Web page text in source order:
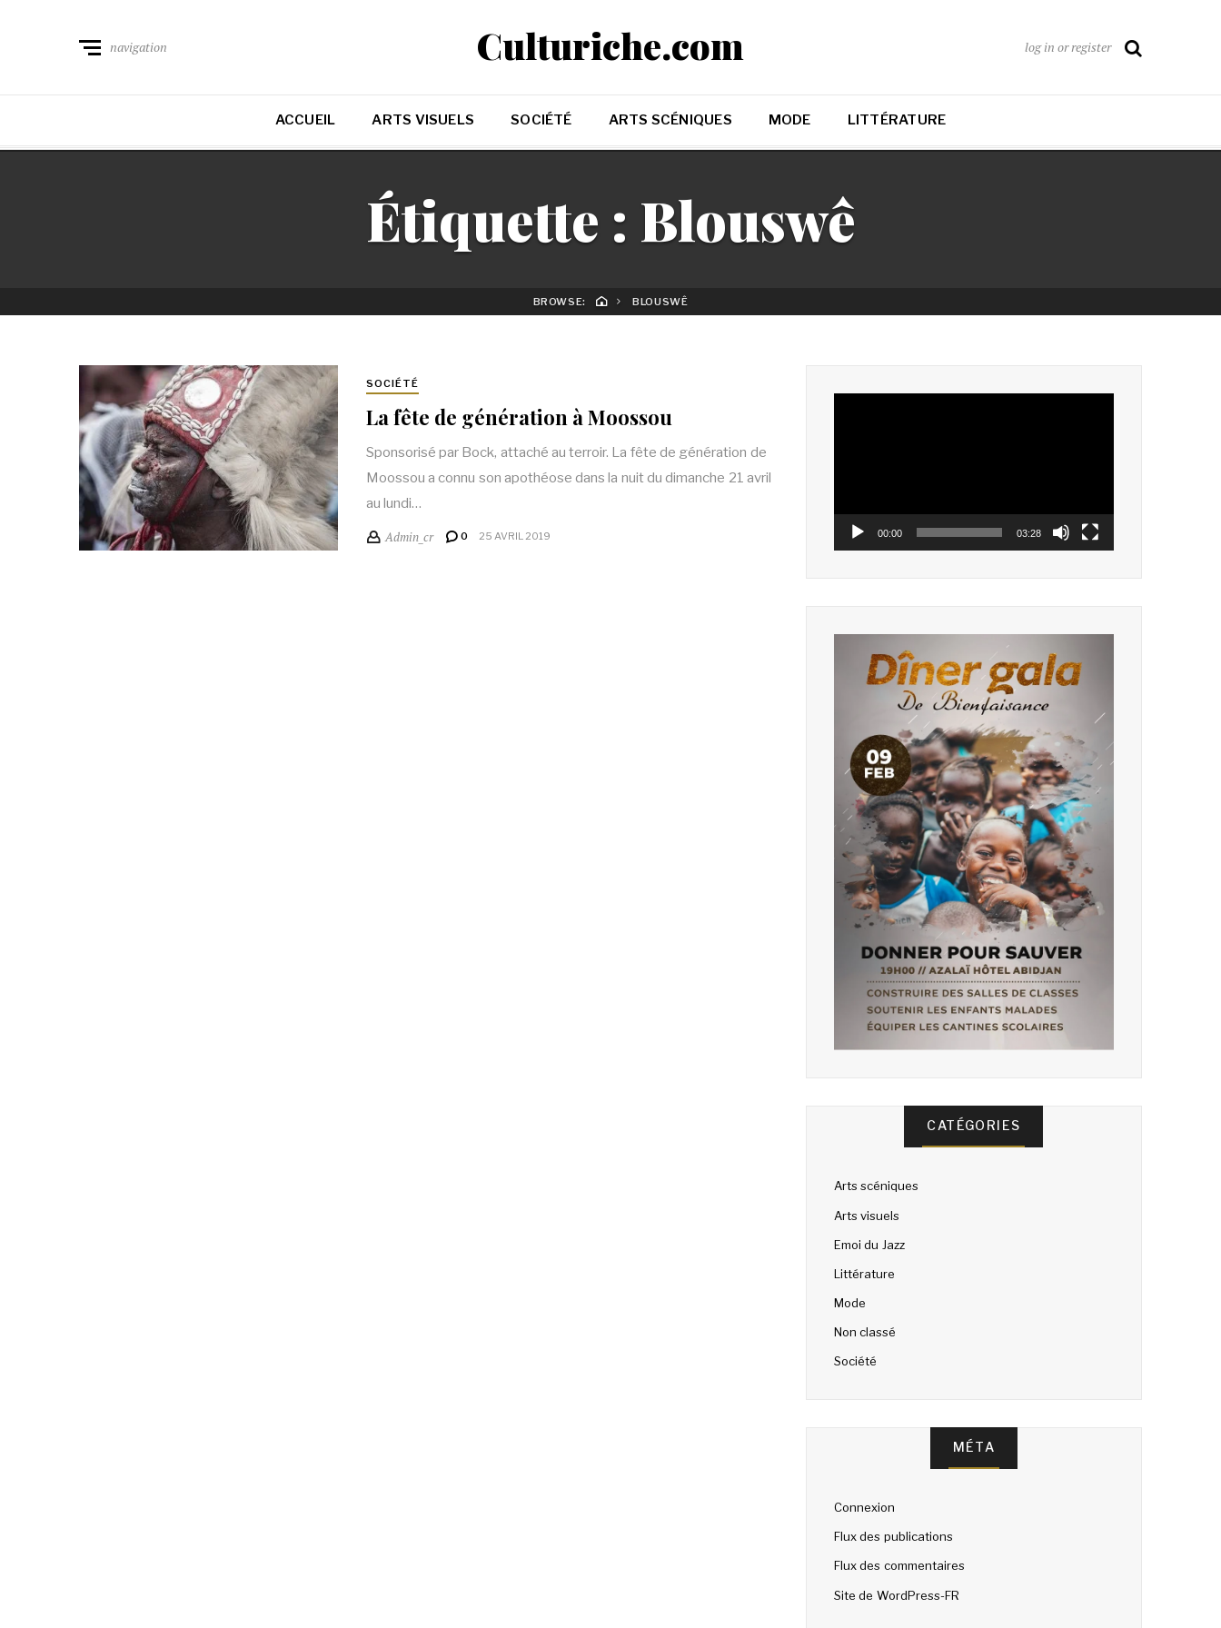
Culturiche.com
navigation log in or register
ACCUEIL ARTS VISUELS SOCIÉTÉ ARTS SCÉNIQUES MODE LITTÉRATURE
Étiquette : Blouswê
BROWSE: BLOUSWÊ
SOCIÉTÉ
La fête de génération à Moossou
Sponsorisé par Bock, attaché au terroir. La fête de génération de
Moossou a connu son apothéose dans la nuit du dimanche 21 avril
au lundi…
Admin_cr 0 25 AVRIL 2019 00:00 03:28
CATÉGORIES
Arts scéniques
Arts visuels
Emoi du Jazz
Littérature
Mode
Non classé
Société
MÉTA
Connexion
Flux des publications
Flux des commentaires
Site de WordPress-FR